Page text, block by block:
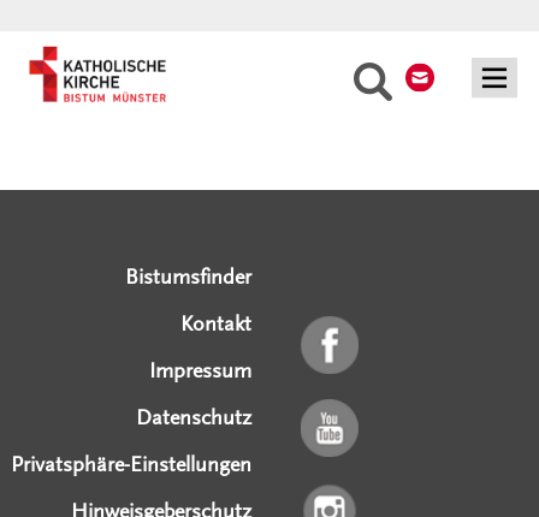
Suche
Bistumsfinder
Kontakt
Impressum
Datenschutz
Privatsphäre-Einstellungen
Hinweisgeberschutz